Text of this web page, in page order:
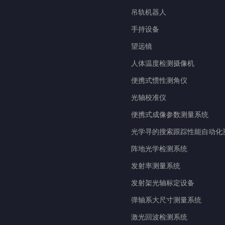
吊轨机器人
手持设备
望远镜
人体温度检测摄像机
便携式惯性测角仪
光轴校准仪
便携式成像参数测量系统
光学寻的搜索跟踪性能自动化
阵地光学检测系统
发射率测量系统
发射架光轴标定设备
弹轴系大尺寸测量系统
激光回波检测系统